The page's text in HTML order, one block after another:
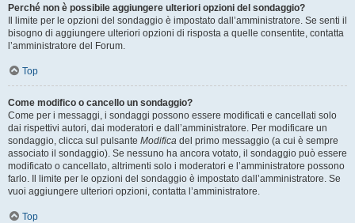
Perché non è possibile aggiungere ulteriori opzioni del sondaggio?
Il limite per le opzioni del sondaggio è impostato dall’amministratore. Se senti il
bisogno di aggiungere ulteriori opzioni di risposta a quelle consentite, contatta
l’amministratore del Forum.
Top
Come modifico o cancello un sondaggio?
Come per i messaggi, i sondaggi possono essere modificati e cancellati solo
dai rispettivi autori, dai moderatori e dall’amministratore. Per modificare un
sondaggio, clicca sul pulsante Modifica del primo messaggio (a cui è sempre
associato il sondaggio). Se nessuno ha ancora votato, il sondaggio può essere
modificato o cancellato, altrimenti solo i moderatori e l’amministratore possono
farlo. Il limite per le opzioni del sondaggio è impostato dall’amministratore. Se
vuoi aggiungere ulteriori opzioni, contatta l’amministratore.
Top